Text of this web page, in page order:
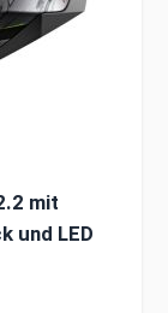
mit
und LED